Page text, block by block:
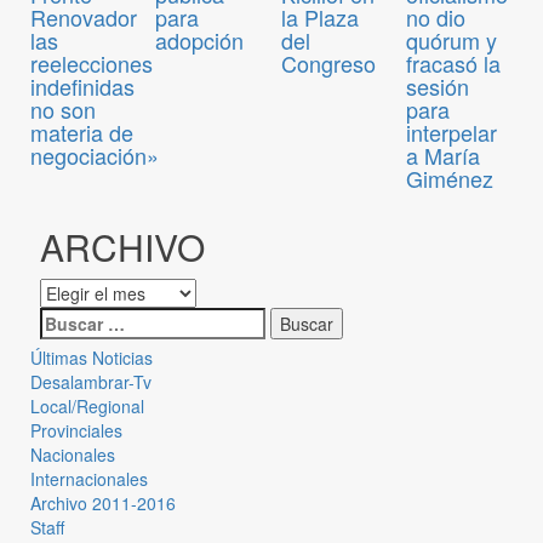
Renovador
las
reelecciones
indefinidas
no son
materia de
negociación»
para
adopción
la Plaza
del
Congreso
no dio
quórum y
fracasó la
sesión
para
interpelar
a María
Giménez
ARCHIVO
Últimas Noticias
Desalambrar-Tv
Local/Regional
Provinciales
Nacionales
Internacionales
Archivo 2011-2016
Staff